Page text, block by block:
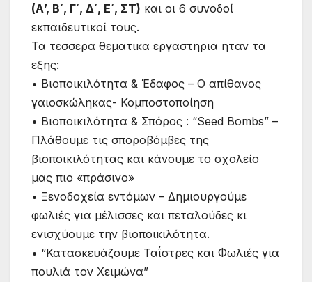
(Α’, Β΄, Γ΄, Δ΄, Ε΄, ΣΤ) και οι 6 συνοδοί
εκπαιδευτικοί τους.
Τα τεσσερα θεματικα εργαστηρια ηταν τα
εξης:
• Βιοποικιλότητα & Έδαφος – Ο απίθανος
γαιοσκώληκας- Κομποστοποίηση
• Βιοποικιλότητα & Σπόρος : “Seed Bombs” –
Πλάθουμε τις σποροβόμβες της
βιοποικιλότητας και κάνουμε το σχολείο
μας πιο «πράσινο»
• Ξενοδοχεία εντόμων – Δημιουργούμε
φωλιές για μέλισσες και πεταλούδες κι
ενισχύουμε την βιοποικιλότητα.
• “Κατασκευάζουμε Ταΐστρες και Φωλιές για
πουλιά τον Χειμώνα”